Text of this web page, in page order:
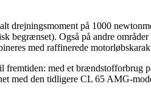
drejningsmoment på 1000
begrænset). Også på andre
med raffinerede
med et
med den tidligere CL 65 AMG-